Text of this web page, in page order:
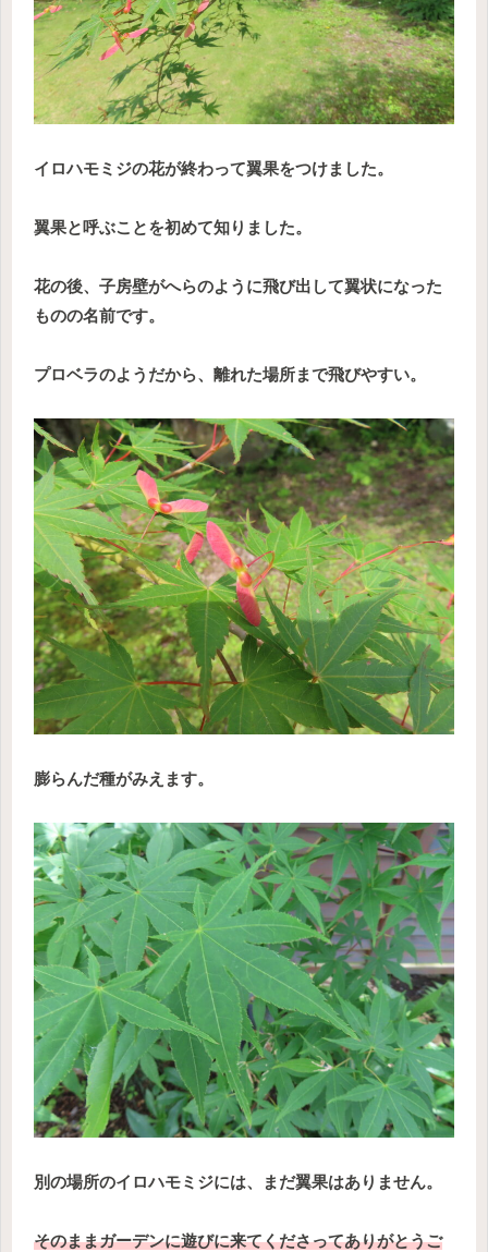
イロハモミジの花が終わって翼果をつけました。
翼果と呼ぶことを初めて知りました。
花の後、子房壁がへらのように飛び出して翼状になった
ものの名前です。
プロベラのようだから、離れた場所まで飛びやすい。
膨らんだ種がみえます。
別の場所のイロハモミジには、まだ翼果はありません。
そのままガーデンに遊びに来てくださってありがとうご